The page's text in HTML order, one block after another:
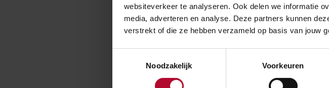
websiteverkeer te analyseren. Ook delen we informatie
media, adverteren en analyse. Deze partners kunnen
verstrekt of die ze hebben verzameld op basis van jouw
Noodzakelijk
Voorkeuren
Lees